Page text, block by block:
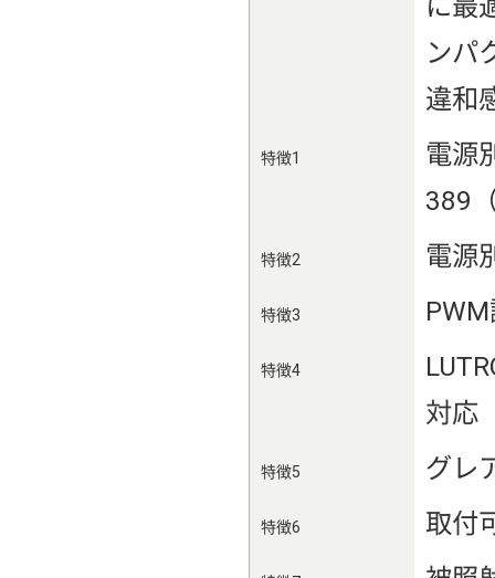
ンパ
違和
特徴1
電源
389
特徴2 電源
特徴3
特徴4
対応
特徴5 グレ
特徴6 取付